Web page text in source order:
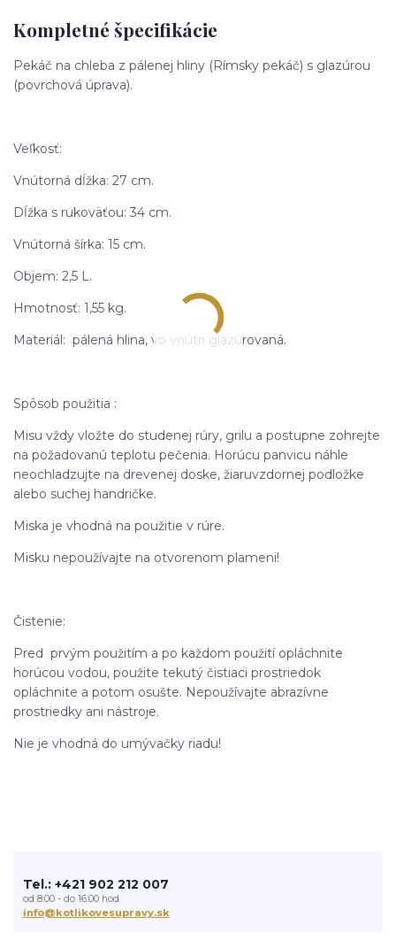
Kompletné špecifikácie
Pekáč na chleba z pálenej hliny (Rímsky pekáč) s glazúrou
(povrchová úprava).
Veľkosť:
Vnútorná dĺžka: 27 cm.
Dĺžka s rukoväťou: 34 cm.
Vnútorná šírka: 15 cm.
Objem: 2,5 L.
Hmotnosť: 1,55 kg.
Materiál: pálená hlina, vo vnútri glazúrovaná.
Spôsob použitia :
Misu vždy vložte do studenej rúry, grilu a postupne zohrejte
na požadovanú teplotu pečenia. Horúcu panvicu náhle
neochladzujte na drevenej doske, žiaruvzdornej podložke
alebo suchej handričke.
Miska je vhodná na použitie v rúre.
Misku nepoužívajte na otvorenom plameni!
Čistenie:
Pred prvým použitím a po každom použití opláchnite
horúcou vodou, použite tekutý čistiaci prostriedok
opláchnite a potom osušte. Nepoužívajte abrazívne
prostriedky ani nástroje.
Nie je vhodná do umývačky riadu!
Tel.: +421 902 212 007
od 8:00 - do 16:00 hod
info@kotlikovesupravy.sk